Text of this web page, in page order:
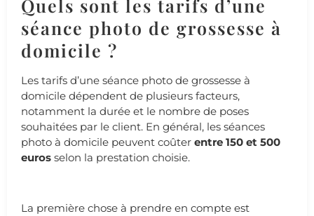
Quels sont les tarifs d’une
séance photo de grossesse à
domicile ?
Les tarifs d’une séance photo de grossesse à
domicile dépendent de plusieurs facteurs,
notamment la durée et le nombre de poses
souhaitées par le client. En général, les séances
photo à domicile peuvent coûter entre 150 et 500
euros selon la prestation choisie.
La première chose à prendre en compte est